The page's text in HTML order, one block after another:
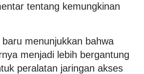
tentang kemungkinan
menunjukkan bahwa
menjadi lebih bergantung
peralatan jaringan akses